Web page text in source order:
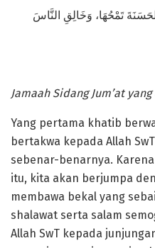
تَمْحُهَا، وَخَالِقِ النَّاسَ
Jamaah Sidang Jum’at
Yang pertama khatib
bertakwa kepada Allah
sebenar-benarnya.
itu, kita akan berjumpa
membawa bekal yang
shalawat serta salam
Allah SwT kepada